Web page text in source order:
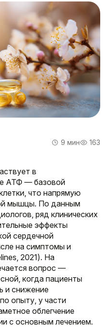
9 мин 163
в
АТФ — базовой
что напрямую
мышцы. По данным
ряд клинических
эффекты
сердечной
на симптомы и
2021). На
вопрос —
когда пациенты
и снижение
опыту, у части
облегчение
с основным лечением.